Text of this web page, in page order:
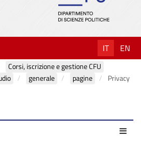
IT EN
Corsi, iscrizione e gestione CFU
generale pagine Privacy